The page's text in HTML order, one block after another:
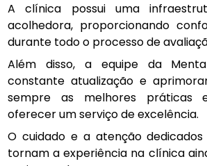
A clínica possui uma
acolhedora, proporcionando
durante todo o processo de
Além disso, a equipe da
constante atualização e
sempre as melhores práticas
oferecer um serviço de excelência.
O cuidado e a atenção
tornam a experiência na clínica